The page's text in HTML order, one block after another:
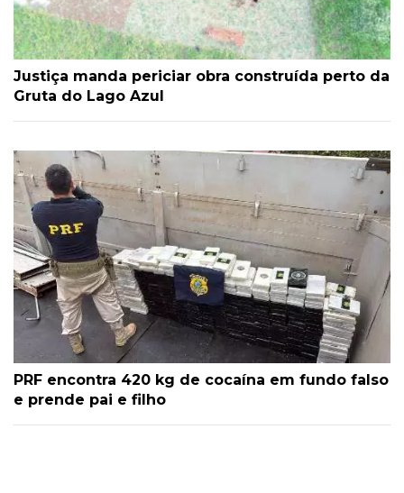
Justiça manda periciar obra construída perto da
Gruta do Lago Azul
PRF encontra 420 kg de cocaína em fundo falso
e prende pai e filho